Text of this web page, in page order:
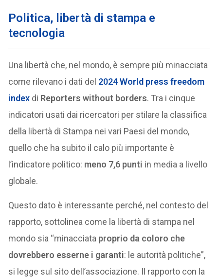
Politica, libertà di stampa e
tecnologia
Una libertà che, nel mondo, è sempre più minacciata
come rilevano i dati del 2024 World press freedom
index di Reporters without borders. Tra i cinque
indicatori usati dai ricercatori per stilare la classifica
della libertà di Stampa nei vari Paesi del mondo,
quello che ha subito il calo più importante è
l’indicatore politico: meno 7,6 punti in media a livello
globale.
Questo dato è interessante perché, nel contesto del
rapporto, sottolinea come la libertà di stampa nel
mondo sia “minacciata proprio da coloro che
dovrebbero esserne i garanti: le autorità politiche”,
si legge sul sito dell’associazione. Il rapporto con la